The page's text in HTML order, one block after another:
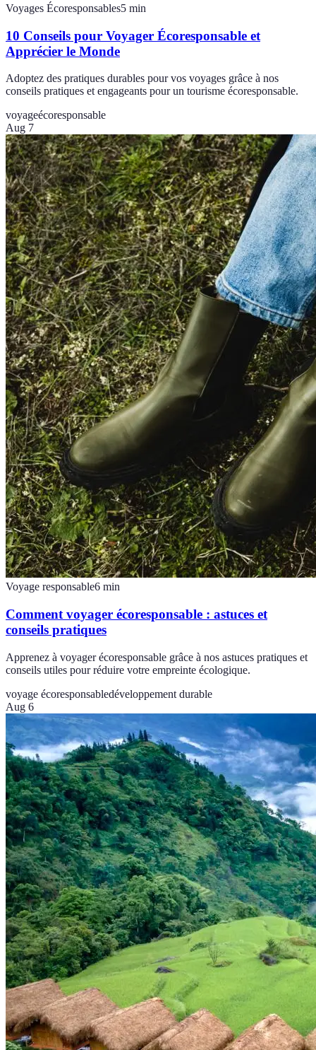
Voyages Écoresponsables5 min
10 Conseils pour Voyager Écoresponsable et
Apprécier le Monde
Adoptez des pratiques durables pour vos voyages grâce à nos
conseils pratiques et engageants pour un tourisme écoresponsable.
voyageécoresponsable
Aug 7
Voyage responsable6 min
Comment voyager écoresponsable : astuces et
conseils pratiques
Apprenez à voyager écoresponsable grâce à nos astuces pratiques et
conseils utiles pour réduire votre empreinte écologique.
voyage écoresponsabledéveloppement durable
Aug 6